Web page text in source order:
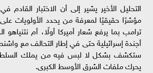
التحليل الأخير يشير إلى أن الاختبار
مؤشرًا حقيقيًا لمعرفة من يحدد الأولويات
ترامب بما يرفع شعار أميركا أولًا، أم
أجندة إسرائيلية حتى في إطار التحالف مع
ستكشف بشكل لا لبس فيه من يملك
يحرك ملفات الشرق الأوسط الكبرى.